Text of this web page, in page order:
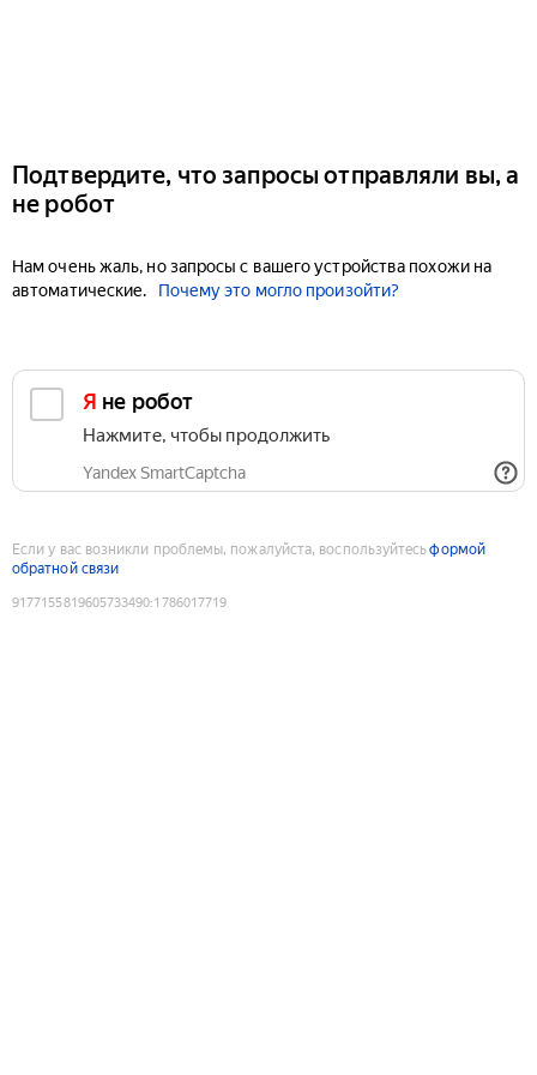
Подтвердите, что запросы отправляли вы, а
не робот
Нам очень жаль, но запросы с вашего устройства похожи на
автоматические.
Почему это могло произойти?
Я не робот
Нажмите, чтобы продолжить
Yandex SmartCaptcha
Если у вас возникли проблемы, пожалуйста, воспользуйтесьформой
обратной связи
9177155819605733490:1786017719